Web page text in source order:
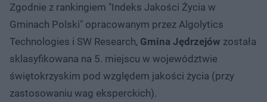
Zgodnie z rankingiem "Indeks Jakości Życia w
Gminach Polski" opracowanym przez Algolytics
Technologies i SW Research, Gmina Jędrzejów została
sklasyfikowana na 5. miejscu w województwie
świętokrzyskim pod względem jakości życia (przy
zastosowaniu wag eksperckich).